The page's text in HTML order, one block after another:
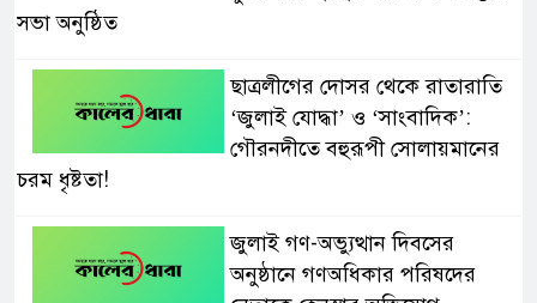
সভা অনুষ্ঠিত
ছাত্রলীগের দোসর থেকে রাতারাতি
‘জুলাই যোদ্ধা’ ও ‘সাংবাদিক’:
গৌরনদীতে বহুরূপী সোলায়মানের
চরম ধৃষ্টতা!
জুলাই গণ-অভ্যুত্থান দিবসের
অনুষ্ঠানে গণঅধিকার পরিষদের